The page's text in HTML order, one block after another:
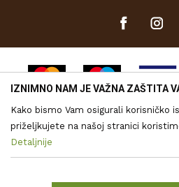
Nastojimo biti što precizniji u opisu
slika te samih cijena, ali ne
www.drvo-trgovina.hr su dio naše
IZNIMNO NAM JE VAŽNA ZAŠTITA
Kako bismo Vam osigurali korisničko
priželjkujete na našoj stranici
tehnologije putem kojih se obrađuju
obrade vaših podataka je Drvona
Detaljnije